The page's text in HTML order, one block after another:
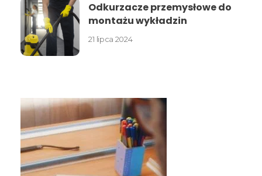
Odkurzacze przemysłowe do
montażu wykładzin
21 lipca 2024